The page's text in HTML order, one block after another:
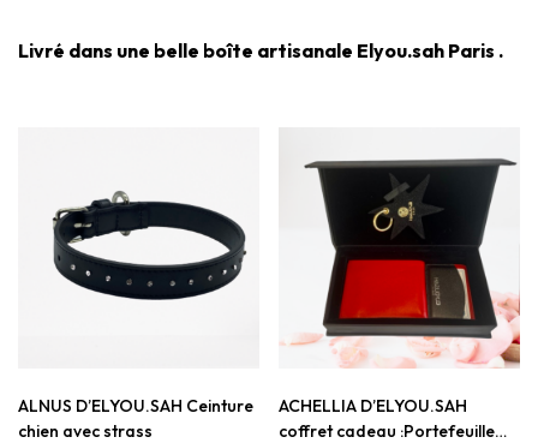
Livré dans une belle boîte artisanale Elyou.sah Paris .
ALNUS D’ELYOU.SAH Ceinture
chien avec strass
ACHELLIA D’ELYOU.SAH
coffret cadeau :Portefeuille